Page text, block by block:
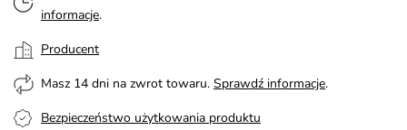
informacje.
Producent
Masz 14 dni na zwrot towaru. Sprawdź informacje.
Bezpieczeństwo użytkowania produktu